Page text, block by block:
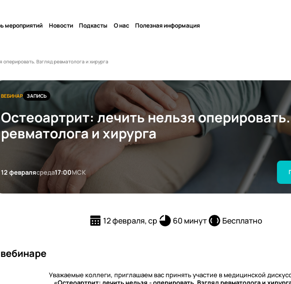
мероприятий Новости Подкасты О нас Полезная информация
оперировать. Взгляд ревматолога и хирурга
ВЕБИНАР ЗАПИСЬ
Остеоартрит: лечить нельзя
ревматолога и хирурга
12 февралясреда17:00МСК
12 февраля, ср 60 минут Бесплатно
Уважаемые коллеги, приглашаем вас принять участие в медицинской